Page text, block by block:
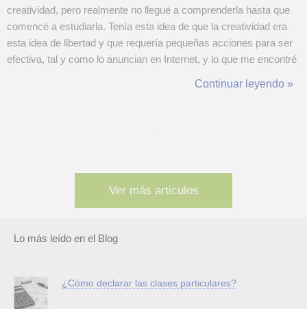
creatividad, pero realmente no llegué a comprenderla hasta que
comencé a estudiarla. Tenía esta idea de que la creatividad era
esta idea de libertad y que requería pequeñas acciones para ser
efectiva, tal y como lo anuncian en Internet, y lo que me encontré
métodos. Y tras llegar a esta conclusión, volví a mirar al resto y
Continuar leyendo »
Ver más articulos
Lo más leído en el Blog
¿Cómo declarar las clases particulares?